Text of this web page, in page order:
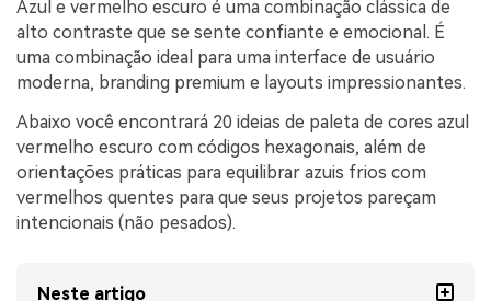
Azul e vermelho escuro é uma combinação clássica de
alto contraste que se sente confiante e emocional. É
uma combinação ideal para uma interface de usuário
moderna, branding premium e layouts impressionantes.
Abaixo você encontrará 20 ideias de paleta de cores azul
vermelho escuro com códigos hexagonais, além de
orientações práticas para equilibrar azuis frios com
vermelhos quentes para que seus projetos pareçam
intencionais (não pesados).
Neste artigo